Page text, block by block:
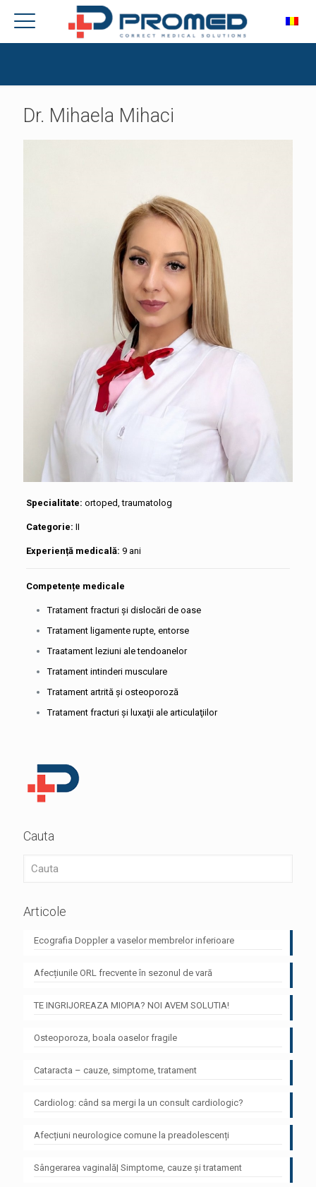
Dr. Mihaela Mihaci
Specialitate: ortoped, traumatolog
Categorie: II
Experiență medicală: 9 ani
Competențe medicale
Tratament fracturi şi dislocări de oase
Tratament ligamente rupte, entorse
Traatament leziuni ale tendoanelor
Tratament intinderi musculare
Tratament artrită şi osteoporoză
Tratament fracturi şi luxaţii ale articulaţiilor
Cauta
Articole
Ecografia Doppler a vaselor membrelor inferioare
Afecțiunile ORL frecvente în sezonul de vară
TE INGRIJOREAZA MIOPIA? NOI AVEM SOLUTIA!
Osteoporoza, boala oaselor fragile
Cataracta – cauze, simptome, tratament
Cardiolog: când sa mergi la un consult cardiologic?
Afecțiuni neurologice comune la preadolescenți
Sângerarea vaginală| Simptome, cauze și tratament